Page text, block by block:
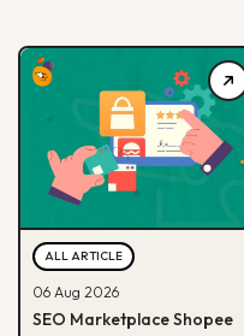
ALL ARTICLE
06 Aug 2026
SEO Marketplace Shopee